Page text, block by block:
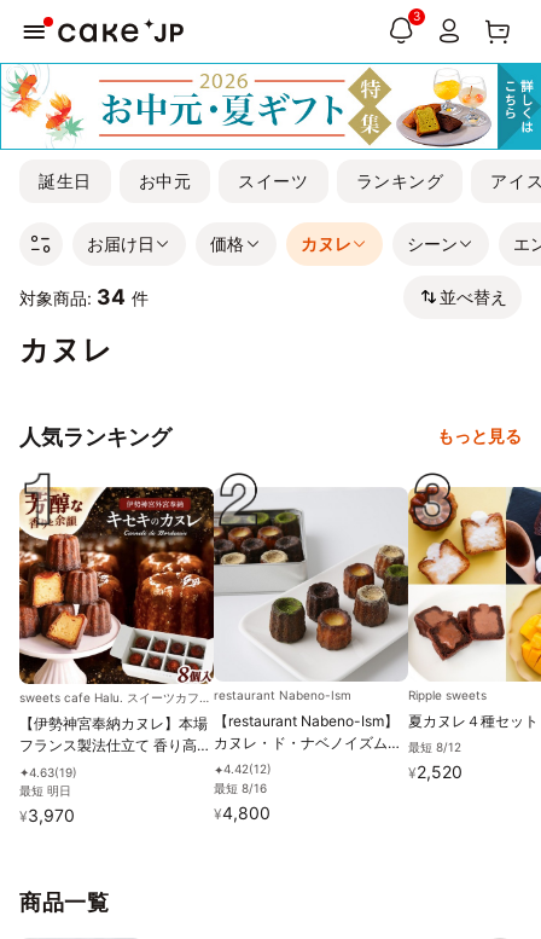
3
誕生日 お中元 スイーツ ランキング アイ
お届け日 価格 カヌレ シーン エ
対象商品: 34 件 並べ替え
カヌレ
人気ランキング もっと見る
【伊勢神宮奉納カヌレ】本場
フランス製法仕立て 香り高く
余韻まで美しい-キセキのカ
ヌレ お中元2026
✦4.63(19)
最短 明日
¥3,970
restaurant Nabeno-Ism
【restaurant Nabeno-Ism】
カヌレ・ド・ナベノイズム4
種 20個入り
✦4.42(12)
最短 8/16
¥4,800
Ripple sweets
夏カヌレ４種セット
最短 8/12
¥2,520
商品一覧